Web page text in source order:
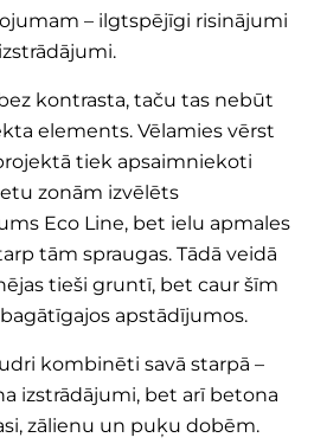
– ilgtspējīgi risinājumi
kontrasta, taču tas nebūt
elements. Vēlamies vērst
tiek apsaimniekoti
zonām izvēlēts
Eco Line, bet ielu apmales
tām spraugas. Tādā veidā
tieši gruntī, bet caur šīm
apstādījumos.
kombinēti savā starpā –
izstrādājumi, bet arī betona
zālienu un puķu dobēm.